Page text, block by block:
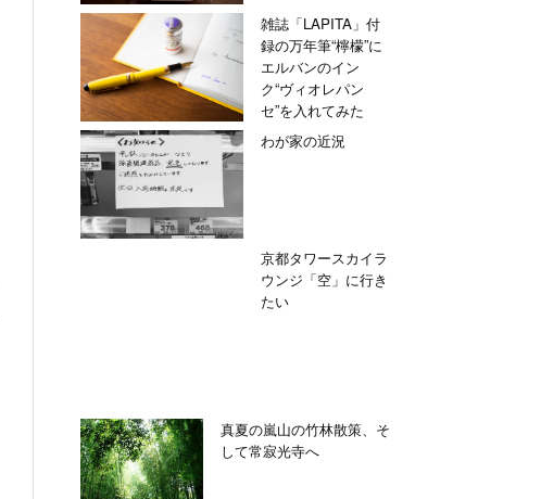
雑誌「LAPITA」付
録の万年筆“檸檬”に
エルバンのイン
ク“ヴィオレパン
セ”を入れてみた
わが家の近況
京都タワースカイラ
ウンジ「空」に行き
たい
真夏の嵐山の竹林散策、そ
して常寂光寺へ